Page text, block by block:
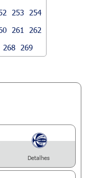
253
254
261
262
268 269
Detalhes